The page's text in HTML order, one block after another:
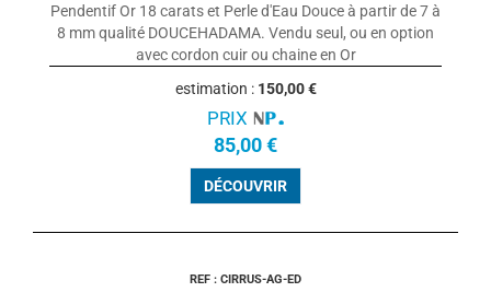
Pendentif Or 18 carats et Perle d'Eau Douce à partir de 7 à
8 mm qualité DOUCEHADAMA. Vendu seul, ou en option
avec cordon cuir ou chaine en Or
estimation : 150,00 €
PRIX
85,00 €
DÉCOUVRIR
REF : CIRRUS-AG-ED